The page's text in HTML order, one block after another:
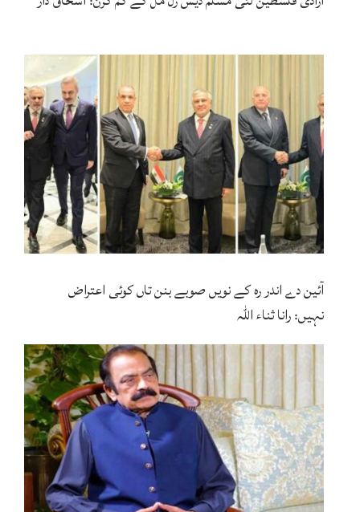
آئین دے اندر رہ کے نویں صوبے بنن تاں کوئی اعتراض
نہیں: رانا ثناء اللہ